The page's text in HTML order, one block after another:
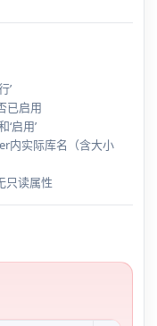
’
已启用
‘启用’
内实际库名（含大小
只读属性